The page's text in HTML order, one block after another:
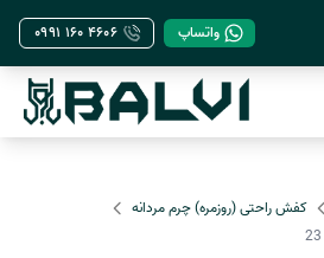
واتساپ ۰۹۹۱ ۱۶۰ ۴۶۰۶
کفش راحتی (روزمره) چرم مردانه